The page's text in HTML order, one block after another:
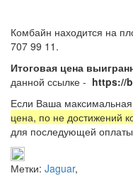
Комбайн находится на
707 99 11.
Итоговая цена
данной ссылке - https://
Если Ваша
цена, по не достижений
для последующей
Метки: Jaguar,